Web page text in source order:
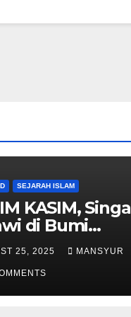
SEJARAH ISLAM
KASIM, Singa
di Bumi
25, 2025 MANSYUR